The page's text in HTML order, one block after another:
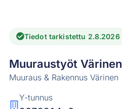
Tiedot tarkistettu 2.8.2026
Muuraustyöt Värinen
Muuraus & Rakennus Värinen
Y-tunnus